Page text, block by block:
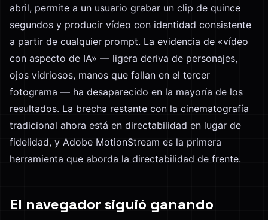
abril, permite a un usuario grabar un clip de quince
segundos y producir vídeo con identidad consistente
a partir de cualquier prompt. La evidencia de «vídeo
con aspecto de IA» — ligera deriva de personajes,
ojos vidriosos, manos que fallan en el tercer
fotograma — ha desaparecido en la mayoría de los
resultados. La brecha restante con la cinematografía
tradicional ahora está en directabilidad en lugar de
fidelidad, y Adobe MotionStream es la primera
herramienta que aborda la directabilidad de frente.
El navegador siguió ganando